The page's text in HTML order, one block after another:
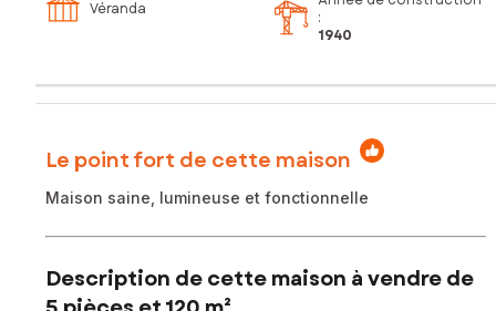
Véranda
:
1940
Le point fort de cette maison
Maison saine, lumineuse et fonctionnelle
Description de cette maison à vendre de